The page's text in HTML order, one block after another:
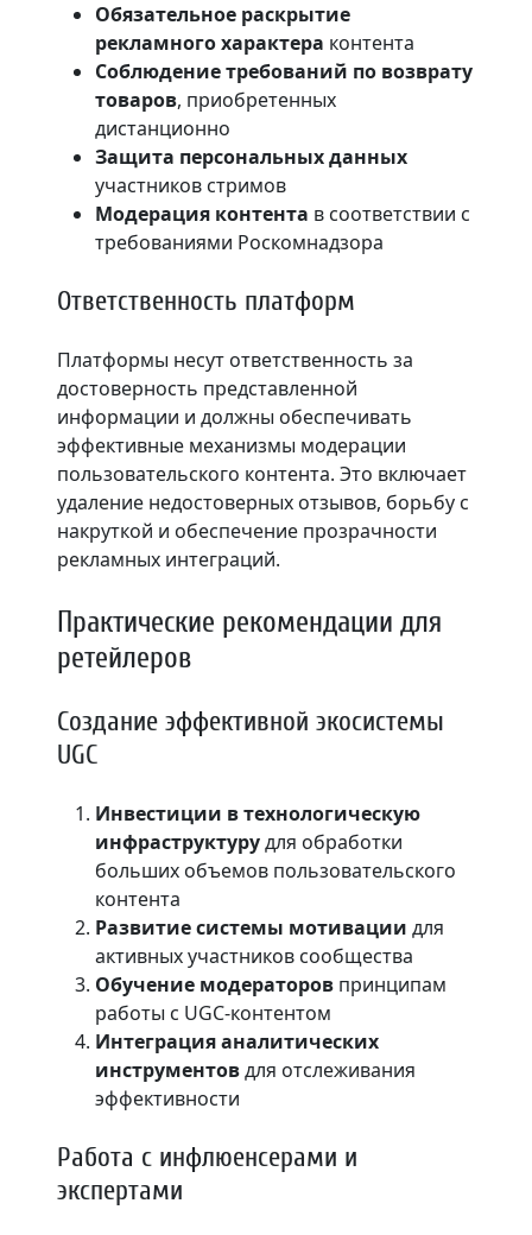
Обязательное раскрытие
рекламного характера контента
Соблюдение требований по возврату
товаров, приобретенных
дистанционно
Защита персональных данных
участников стримов
Модерация контента в соответствии с
требованиями Роскомнадзора
Ответственность платформ
Платформы несут ответственность за
достоверность представленной
информации и должны обеспечивать
эффективные механизмы модерации
пользовательского контента. Это включает
удаление недостоверных отзывов, борьбу с
накруткой и обеспечение прозрачности
рекламных интеграций.
Практические рекомендации для
ретейлеров
Создание эффективной экосистемы
UGC
Инвестиции в технологическую
инфраструктурудля обработки
больших объемов пользовательского
контента
Развитие системы мотивации для
активных участников сообщества
Обучение модераторов принципам
работы с UGC-контентом
Интеграция аналитических
инструментовдля отслеживания
эффективности
Работа с инфлюенсерами и
экспертами